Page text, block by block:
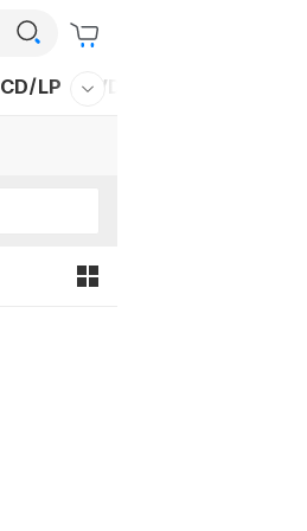
CD/LP DVD/BD